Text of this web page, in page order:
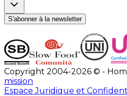
S'abonner à la newsletter
Copyright 2004-2026 © -
mission
Espace Juridique et